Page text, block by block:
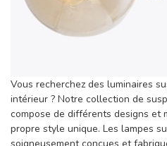
Vous recherchez des luminaires
intérieur ? Notre collection de
compose de différents designs et
propre style unique. Les lampes